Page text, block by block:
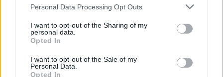
Please note that this website/app uses one or more Google
not limited to your visit or usage behaviour. You may click to
grant or deny consent to Google and its third-party tags to
use your data for below specified purposes in below Google
consent section.
Personal Data Processing Opt Outs
I want to opt-out of the Sharing of my
personal data.
Opted In
I want to opt-out of the Sale of my
Personal Data.
Opted In